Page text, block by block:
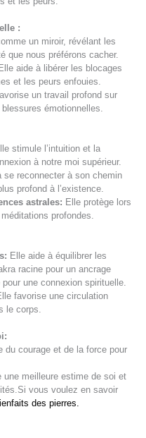
:
un miroir, révélant les
que nous préférons cacher.
Elle aide à libérer les blocages
et les peurs enfouies.
un travail profond sur
émotionnelles.
stimule l’intuition et la
à notre moi supérieur.
se reconnecter à son chemin
profond à l’existence.
astrales: Elle protège lors
profondes.
Elle aide à équilibrer les
racine pour un ancrage
une connexion spirituelle.
favorise une circulation
le corps.
du courage et de la force pour
une meilleure estime de soi et
vous voulez en savoir
des pierres.